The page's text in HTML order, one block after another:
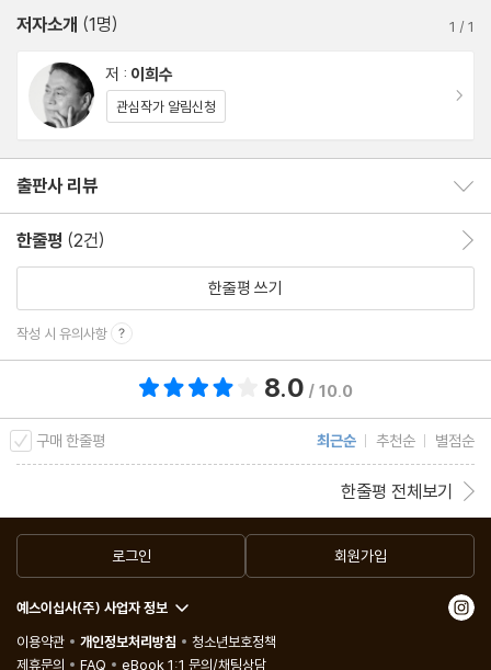
7 흉노와 한나라의 대격전 - 한무제의 흉노 정벌
8 흉노의 실크 로드 지배 - 장건의 서역 원정과 한의 교역로 개척
9 흉노족의 쇠퇴 - 흉노의 분열과 최후
11 훈족의 로마 침공 - 훈족의 등장과 유럽 민족의 대이동
13 에프탈리테 제국 - 훈족 후계 국가
14 북위 - 한화된 튀르크 국가
15 돌궐의 기원 - 이리 설화에서 시작된 돌궐족
16 돌궐 제국의 번영 - 부민, 무한 카간 집권기
18 서돌궐의 흥망 - 돌궐 제국의 분열과 서돌궐
19 후돌궐의 흥망 - 천하를 호령한 빌게 카간과 그 이후
20 오르혼 비문 - 중앙아시아 역사의 재해석
제2장 튀르크 국가들의 등장
21 위구르 등장 - 마지막 튀르크 국가
22 오르혼 위구르 제국 - 강대한 제국의 흥망
23 실크 로드의 위구르국들 - 칸수 위구르국, 둔황 위구르국, 투르
판 위구르국
저자소개 (1명) 1 /1
저 : 이희수
관심작가 알림신청
출판사 리뷰
한줄평 (2건)
한줄평 쓰기
작성 시 유의사항
8.0 / 10.0
구매 한줄평 최근순 추천순 별점순
한줄평 전체보기
로그인 회원가입
예스이십사(주) 사업자 정보
이용약관
개인정보처리방침
청소년보호정책
제휴문의
FAQ eBook 1:1 문의/채팅상담